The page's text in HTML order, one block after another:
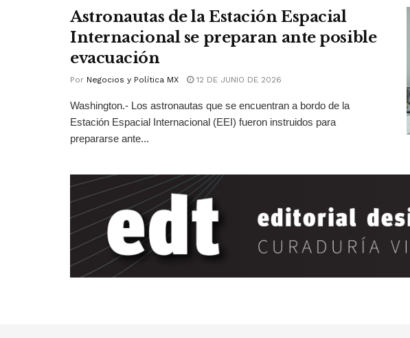
Astronautas de la Estación Espacial
Internacional se preparan ante posible
evacuación
Por Negocios y Política MX 12 DE JUNIO DE 2026
Washington.- Los astronautas que se encuentran a bordo de la
Estación Espacial Internacional (EEI) fueron instruidos para
prepararse ante...